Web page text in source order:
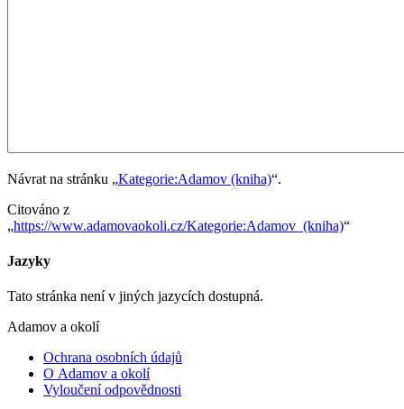
Návrat na stránku „Kategorie:Adamov (kniha)“.
Citováno z
„https://www.adamovaokoli.cz/Kategorie:Adamov_(kniha)“
Jazyky
Tato stránka není v jiných jazycích dostupná.
Adamov a okolí
Ochrana osobních údajů
O Adamov a okolí
Vyloučení odpovědnosti